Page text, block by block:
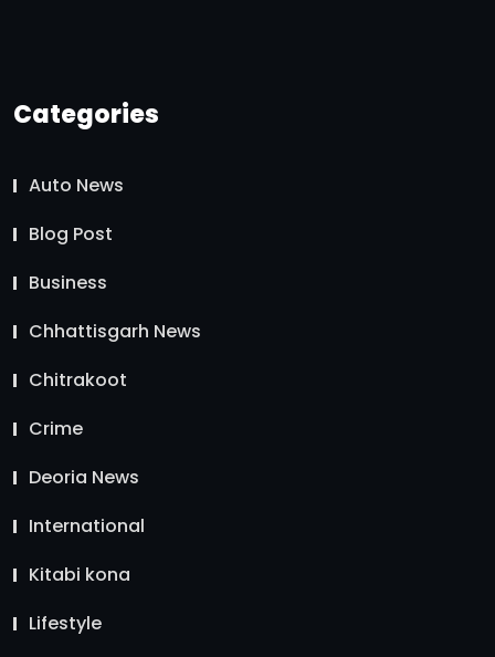
Categories
Auto News
Blog Post
Business
Chhattisgarh News
Chitrakoot
Crime
Deoria News
International
Kitabi kona
Lifestyle